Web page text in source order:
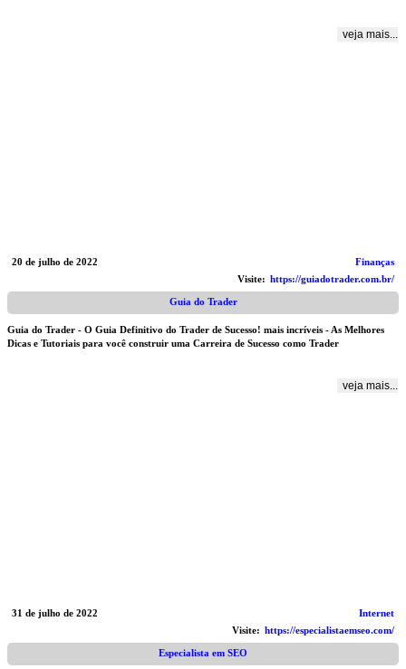
veja mais...
20 de julho de 2022
Finanças
Visite: https://guiadotrader.com.br/
Guia do Trader
Guia do Trader - O Guia Definitivo do Trader de Sucesso! mais incríveis - As Melhores
Dicas e Tutoriais para você construir uma Carreira de Sucesso como Trader
veja mais...
31 de julho de 2022
Internet
Visite: https://especialistaemseo.com/
Especialista em SEO